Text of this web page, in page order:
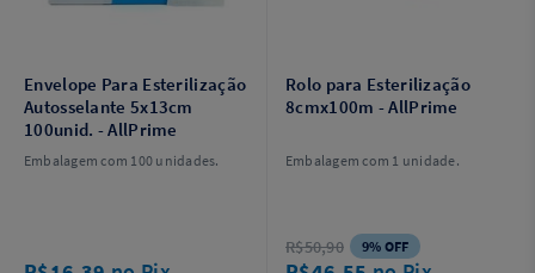
Envelope Para Esterilização
Autosselante 5x13cm
100unid. - AllPrime
Embalagem com 100 unidades.
Rolo para Esterilização
8cmx100m - AllPrime
Embalagem com 1 unidade.
R$50,90 9% OFF